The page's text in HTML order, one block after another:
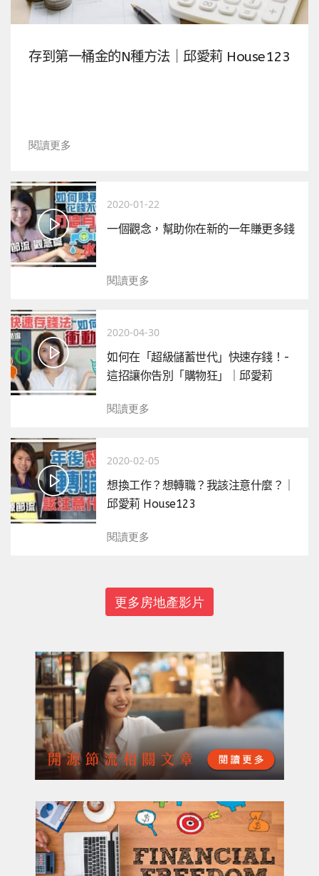
存到第一桶金的N種方法｜邱愛莉 House123
閱讀更多
2020-01-22
一個觀念，幫助你在新的一年賺更多錢
閱讀更多
2020-04-30
如何在「超級儲蓄世代」快速存錢！-
這招讓你告別「購物狂」｜邱愛莉
閱讀更多
2020-02-05
想換工作？想轉職？我該注意什麼？｜
邱愛莉 House123
閱讀更多
更多房地產影片